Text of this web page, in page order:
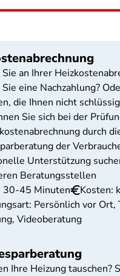
an Ihrer
eine Nachzahlung?
die Ihnen nicht
Sie sich bei der
durch
der
Unterstützung
Beratungsstellen
30-45 Minuten
Kosten:
Persönlich vor Ort,
Videoberatung
Ihre Heizung tauschen?